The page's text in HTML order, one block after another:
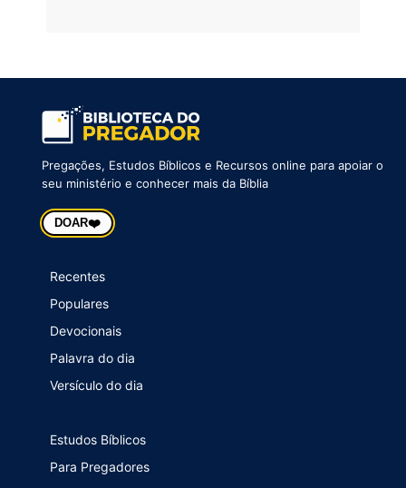
Pregações, Estudos Bíblicos e Recursos online para apoiar o
seu ministério e conhecer mais da Bíblia
DOAR❤️
Recentes
Populares
Devocionais
Palavra do dia
Versículo do dia
Estudos Bíblicos
Para Pregadores